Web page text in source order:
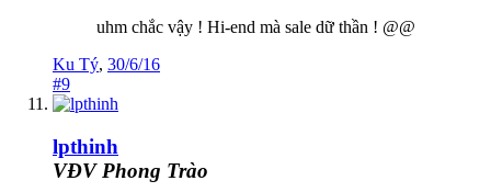
uhm chắc vậy ! Hi-end mà sale dữ thần ! @@
Ku Tý, 30/6/16
#9
lpthinh
VĐV Phong Trào